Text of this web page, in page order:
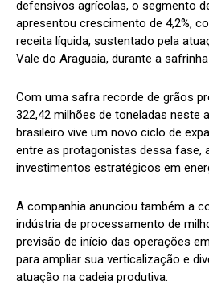
defensivos agrícolas, o segmento
apresentou crescimento de 4,2%,
receita líquida, sustentado pela
Vale do Araguaia, durante a
Com uma safra recorde de grãos
322,42 milhões de toneladas neste
brasileiro vive um novo ciclo de
entre as protagonistas dessa fase,
investimentos estratégicos em
A companhia anunciou também a
indústria de processamento de
previsão de início das operações
para ampliar sua verticalização e
atuação na cadeia produtiva.